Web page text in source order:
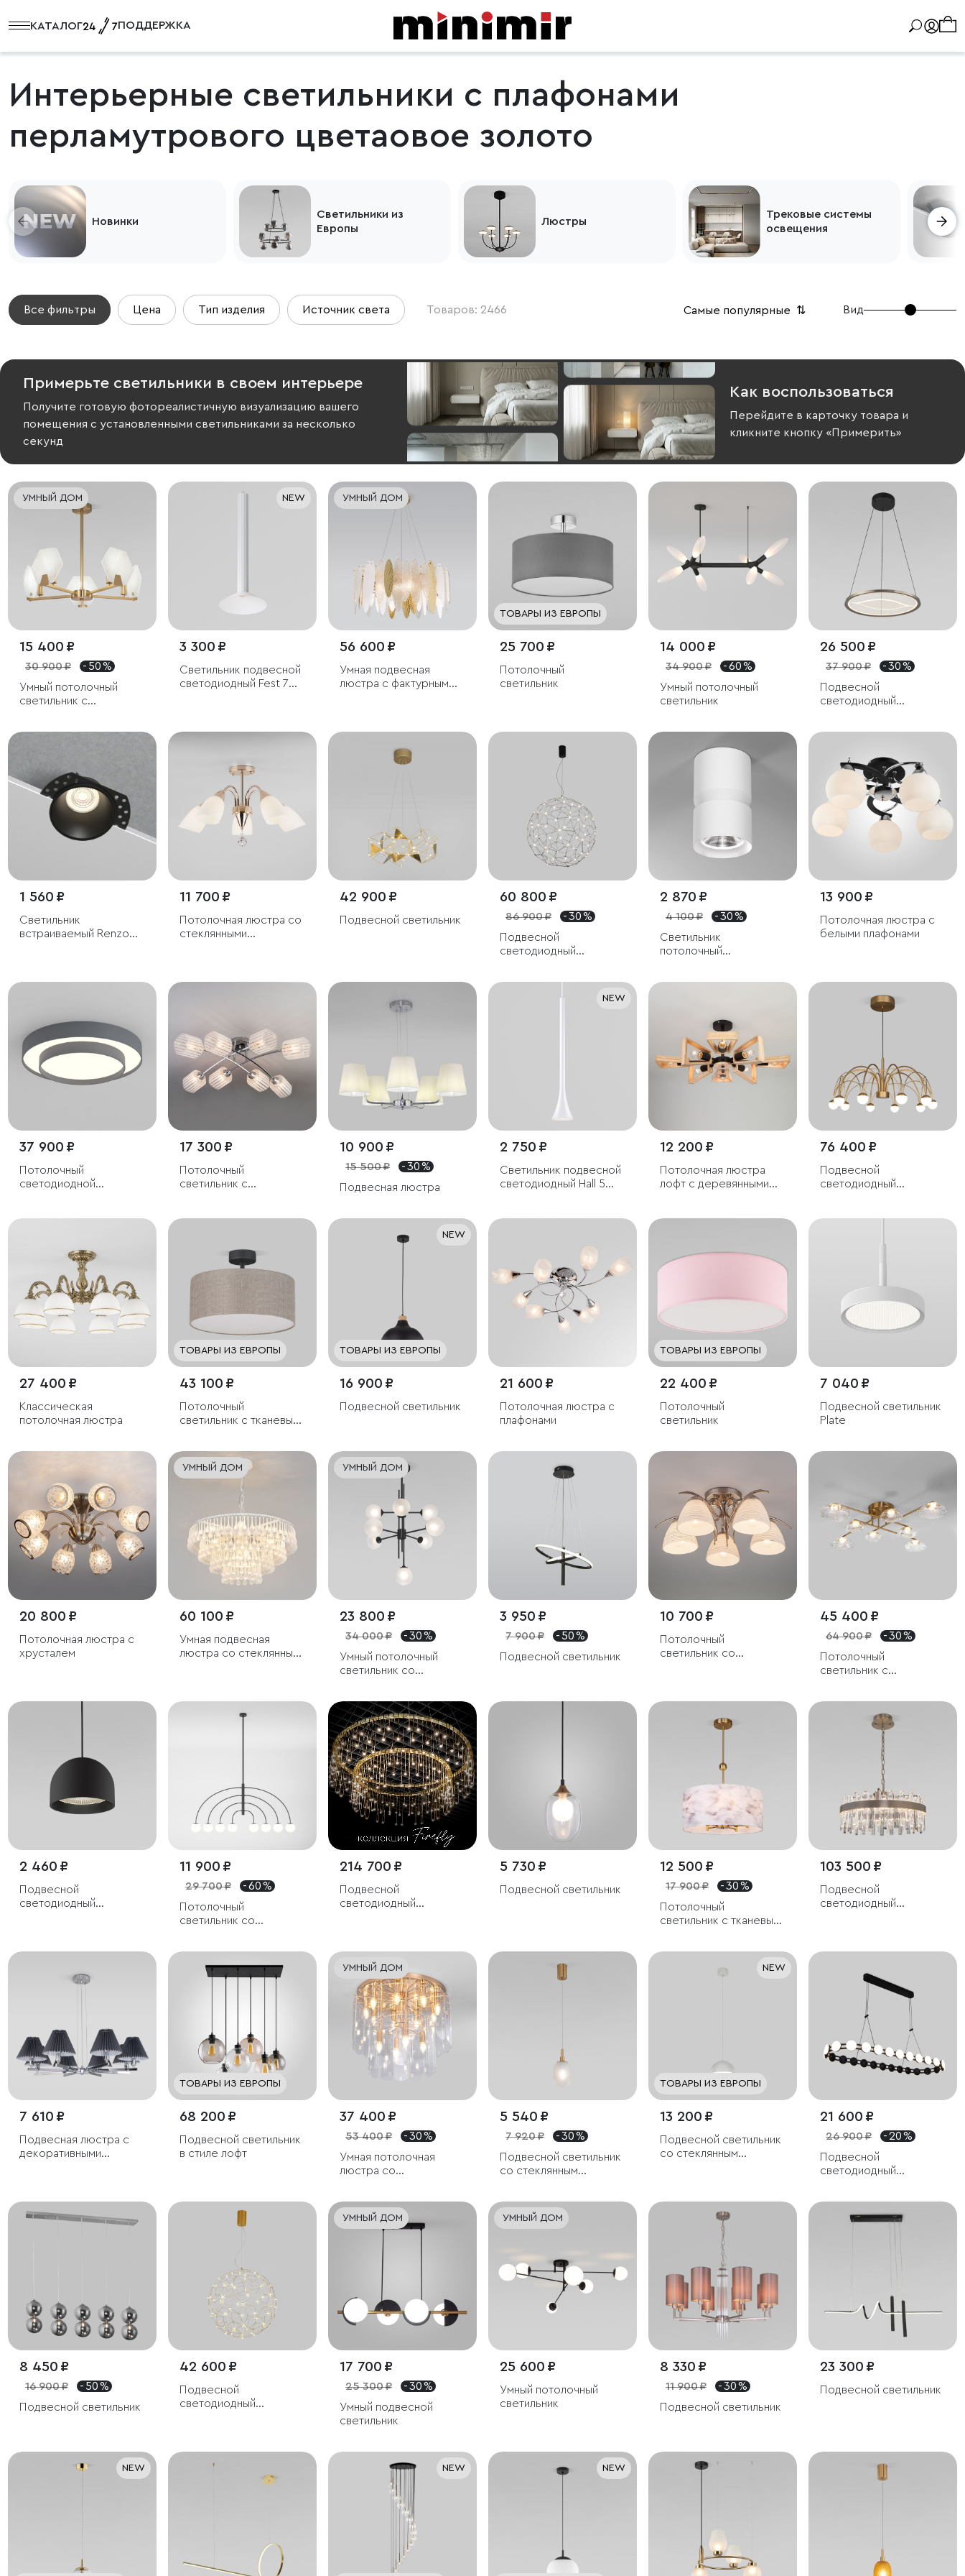
КАТАЛОГ ПОДДЕРЖКА
Интерьерные светильники с плафонами
перламутрового цветаовое золото
Новинки
Светильники из
Европы
Люстры
Трековые системы
освещения
Все фильтры Цена Тип изделия Источник света Товаров: 2466 Самые популярные ⇅ Вид
Примерьте светильники в своем интерьере
Получите готовую фотореалистичную визуализацию вашего
помещения с установленными светильниками за несколько
секунд
Как воспользоваться
Перейдите в карточку товара и
кликните кнопку «Примерить»
УМНЫЙ ДОМ
15 400 ₽
30 900 ₽
- 50 %
Умный потолочный
светильник с
NEW
3 300 ₽
Светильник подвесной
светодиодный Fest 7W
УМНЫЙ ДОМ
56 600 ₽
Умная подвесная
люстра с фактурным
ТОВАРЫ ИЗ ЕВРОПЫ
25 700 ₽
Потолочный
светильник
14 000 ₽
34 900 ₽
- 60 %
Умный потолочный
светильник
26 500 ₽
37 900 ₽
- 30 %
Подвесной
светодиодный
1 560 ₽
Светильник
встраиваемый Renzo
11 700 ₽
Потолочная люстра со
стеклянными
42 900 ₽
Подвесной светильник
60 800 ₽
86 900 ₽
- 30 %
Подвесной
светодиодный
2 870 ₽
4 100 ₽
- 30 %
Светильник
потолочный
13 900 ₽
Потолочная люстра с
белыми плафонами
37 900 ₽
Потолочный
светодиодной
17 300 ₽
Потолочный
светильник с
10 900 ₽
15 500 ₽
- 30 %
Подвесная люстра
NEW
2 750 ₽
Светильник подвесной
светодиодный Hall 5W
12 200 ₽
Потолочная люстра
лофт с деревянными
76 400 ₽
Подвесной
светодиодный
27 400 ₽
Классическая
потолочная люстра
ТОВАРЫ ИЗ ЕВРОПЫ
43 100 ₽
Потолочный
светильник с тканевым
NEW
ТОВАРЫ ИЗ ЕВРОПЫ
16 900 ₽
Подвесной светильник
21 600 ₽
Потолочная люстра с
плафонами
ТОВАРЫ ИЗ ЕВРОПЫ
22 400 ₽
Потолочный
светильник
7 040 ₽
Подвесной светильник
Plate
20 800 ₽
Потолочная люстра с
хрусталем
УМНЫЙ ДОМ
60 100 ₽
Умная подвесная
люстра со стеклянным
УМНЫЙ ДОМ
23 800 ₽
34 000 ₽
- 30 %
Умный потолочный
светильник со
3 950 ₽
7 900 ₽
- 50 %
Подвесной светильник
10 700 ₽
Потолочный
светильник со
45 400 ₽
64 900 ₽
- 30 %
Потолочный
светильник с
2 460 ₽
Подвесной
светодиодный
11 900 ₽
29 700 ₽
- 60 %
Потолочный
светильник со
214 700 ₽
Подвесной
светодиодный
5 730 ₽
Подвесной светильник
12 500 ₽
17 900 ₽
- 30 %
Потолочный
светильник с тканевым
103 500 ₽
Подвесной
светодиодный
7 610 ₽
Подвесная люстра с
декоративными
ТОВАРЫ ИЗ ЕВРОПЫ
68 200 ₽
Подвесной светильник
в стиле лофт
УМНЫЙ ДОМ
37 400 ₽
53 400 ₽
- 30 %
Умная потолочная
люстра со
5 540 ₽
7 920 ₽
- 30 %
Подвесной светильник
со стеклянным
NEW
ТОВАРЫ ИЗ ЕВРОПЫ
13 200 ₽
Подвесной светильник
со стеклянным
21 600 ₽
26 900 ₽
- 20 %
Подвесной
светодиодный
8 450 ₽
16 900 ₽
- 50 %
Подвесной светильник
42 600 ₽
Подвесной
светодиодный
УМНЫЙ ДОМ
17 700 ₽
25 300 ₽
- 30 %
Умный подвесной
светильник
УМНЫЙ ДОМ
25 600 ₽
Умный потолочный
светильник
8 330 ₽
11 900 ₽
- 30 %
Подвесной светильник
23 300 ₽
Подвесной светильник
NEW NEW NEW